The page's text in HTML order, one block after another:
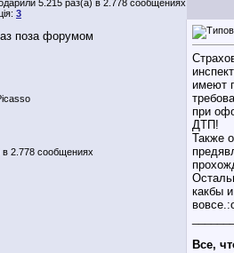
5.215 раз(а) в 2.778 сообщениях
3
в 2.778 сообщениях
имеют
при
ДТП!
Также
какбы
Все,